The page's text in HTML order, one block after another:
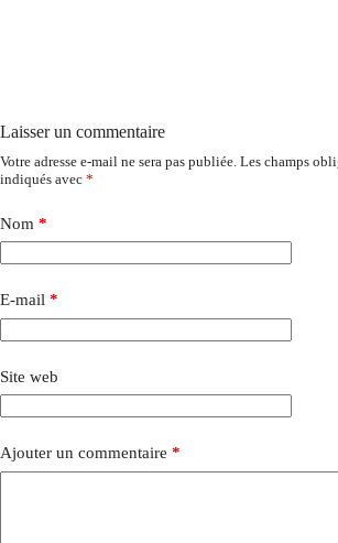
Laisser un commentaire
Votre adresse e-mail ne sera pas publiée. Les champs
indiqués avec *
Nom *
E-mail *
Site web
Ajouter un commentaire *